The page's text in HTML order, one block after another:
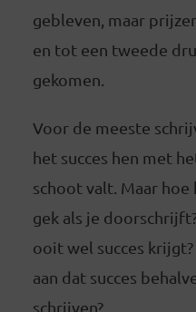
gebleven, maar
en tot een tweede
gekomen.
Voor de meeste
het succes hen met
schoot valt. Maar hoe
gek als je
ooit wel succes
aan dat succes
schrijven?